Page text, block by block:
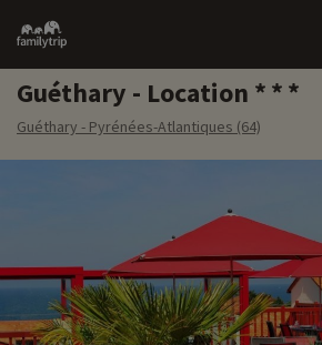
Family
trip
Guéthary - Location
Guéthary - Pyrénées-Atlantiques (64)